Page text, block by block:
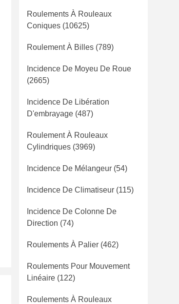
Roulements À Rouleaux
Coniques (10625)
Roulement À Billes (789)
Incidence De Moyeu De Roue
(2665)
Incidence De Libération
D'embrayage (487)
Roulement À Rouleaux
Cylindriques (3969)
Incidence De Mélangeur (54)
Incidence De Climatiseur (115)
Incidence De Colonne De
Direction (74)
Roulements À Palier (462)
Roulements Pour Mouvement
Linéaire (122)
Roulements À Rouleaux